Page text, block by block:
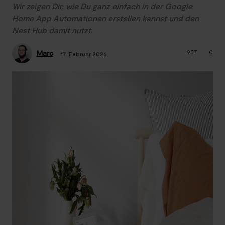
Wir zeigen Dir, wie Du ganz einfach in der Google
Home App Automationen erstellen kannst und den
Nest Hub damit nutzt.
Marc 17. Februar 2026 0
957